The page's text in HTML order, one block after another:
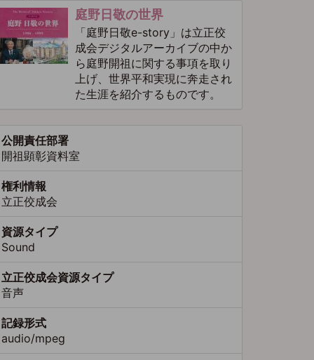
庭野日敬の世界
「庭野日敬e-story」は立正佼
成会デジタルアーカイブの中か
ら庭野開祖に関する事項を取り
上げ、世界平和実現に奔走され
た生涯を紹介するものです。
公開責任部署
開祖顕彰資料室
権利情報
立正佼成会
資源タイプ
Sound
立正佼成会資源タイプ
音声
記録形式
audio/mpeg